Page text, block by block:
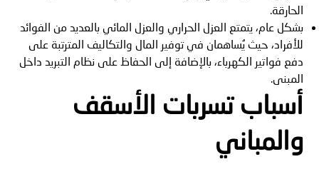
الحارقة.
بشكل عام، يتمتع العزل الحراري والعزل المائي بالعديد من الفوائد
للأفراد، حيث يُساهمان في توفير المال والتكاليف المترتبة على
دفع فواتير الكهرباء، بالإضافة إلى الحفاظ على نظام التبريد داخل
المبنى.
أسباب تسربات الأسقف
والمباني